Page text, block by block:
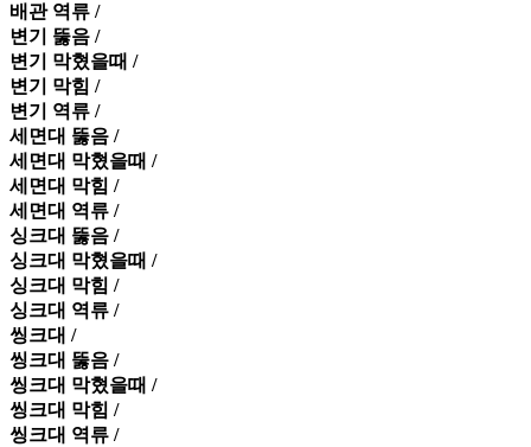
배관 역류 /
변기 뚫음 /
변기 막혔을때 /
변기 막힘 /
변기 역류 /
세면대 뚫음 /
세면대 막혔을때 /
세면대 막힘 /
세면대 역류 /
싱크대 뚫음 /
싱크대 막혔을때 /
싱크대 막힘 /
싱크대 역류 /
씽크대 /
씽크대 뚫음 /
씽크대 막혔을때 /
씽크대 막힘 /
씽크대 역류 /